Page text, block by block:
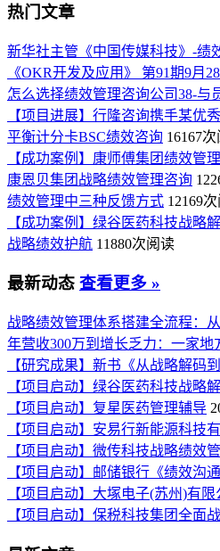
热门文章
新华社主管《中国传媒科技》-绩
《OKR开发及应用》 第91期9月28
怎么选择绩效管理咨询公司38-与
【项目进展】行隆咨询携手某
平衡计分卡BSC绩效咨询 16167
【成功案例】康师傅集团绩效管
康恩贝集团战略绩效管理咨询
绩效管理中三种反馈方式 12169
【成功案例】绿谷医药科技战略
战略绩效护航 11880次阅读
最新动态 查看更多 »
战略绩效管理体系搭建全流程：
年营收300万到增长乏力：一家地
【研究成果】新书《从战略解码
【项目启动】绿谷医药科技战略
【项目启动】复星医药管理辅导
【项目启动】安易行新能源科技
【项目启动】微传科技战略绩效
【项目启动】邮储银行《绩效沟
【项目启动】大塚电子(苏州)有
【项目启动】保税科技集团全面